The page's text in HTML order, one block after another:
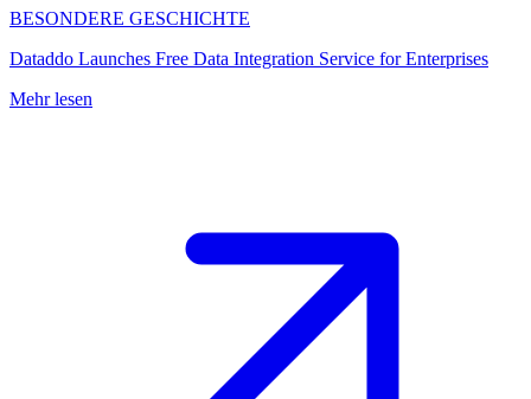
BESONDERE GESCHICHTE
Dataddo Launches Free Data Integration Service for Enterprises
Mehr lesen